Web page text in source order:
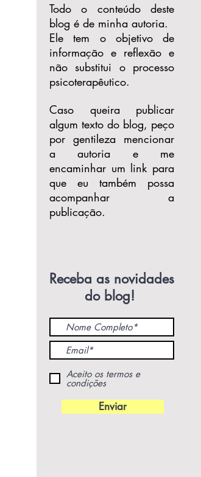
Todo o conteúdo deste
blog é de minha autoria.
Ele tem o objetivo de
informação e reflexão e
não substitui o processo
psicoterapêutico.
Caso queira publicar
algum texto do blog, peço
por gentileza mencionar
a autoria e me
encaminhar um link para
que eu também possa
acompanhar a
publicação.
Receba as novidades
do blog!
Aceito os termos e
condições
Enviar